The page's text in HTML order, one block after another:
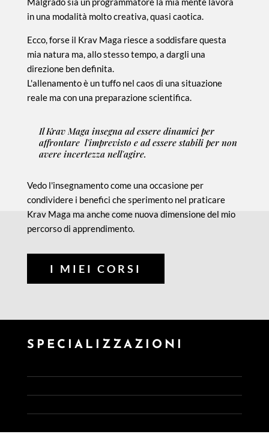
in una modalità molto creativa, quasi caotica.
Ecco, forse il Krav Maga riesce a soddisfare questa
mia natura ma, allo stesso tempo, a dargli una
direzione ben definita.
L'allenamento è un tuffo nel caos di una situazione
reale ma con una preparazione scientifica.
Il Krav Maga insegna ad essere dinamici per
affrontare l'imprevisto e ad essere stabili per non
avere incertezza nell'agire.
Vedo l'insegnamento come una occasione per
condividere i benefici che sperimento nel praticare
Krav Maga ma anche come nuova dimensione del mio
percorso di apprendimento.
I MIEI CORSI
SPECIALIZZAZIONI